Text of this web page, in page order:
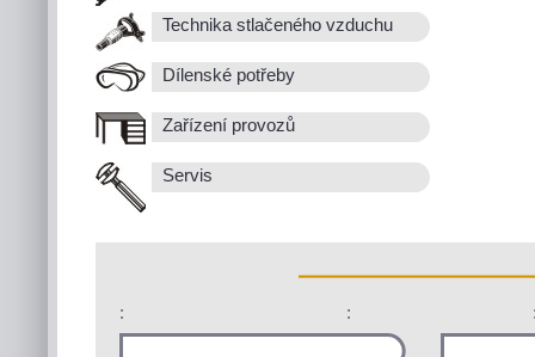
Technika stlačeného vzduchu
Dílenské potřeby
Zařízení provozů
Servis
: :